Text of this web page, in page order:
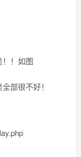
！如图
部很不好！
声明